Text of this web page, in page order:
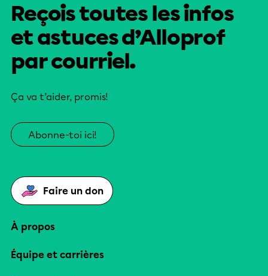
Reçois toutes les infos
et astuces d’Alloprof
par courriel.
Ça va t’aider, promis!
Abonne-toi ici!
Faire un don
À propos
Équipe et carrières